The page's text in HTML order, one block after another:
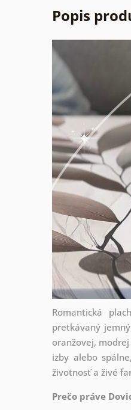
Popis
Romantická
pretkávaný
oranžovej,
izby alebo
životnosť a živé
Prečo práve